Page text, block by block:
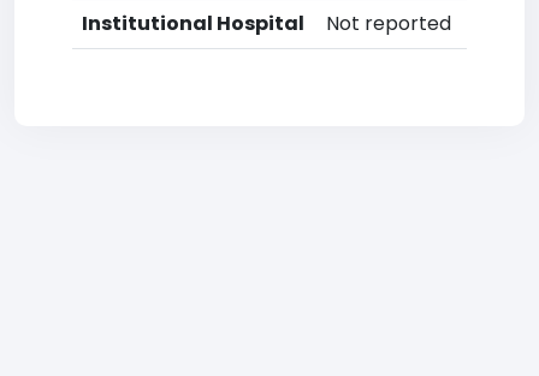
Institutional Hospital
Not reported